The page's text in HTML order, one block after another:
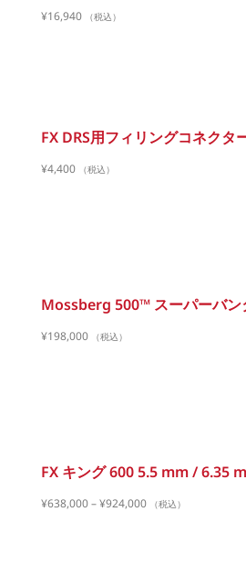
¥16,940 （税込）
FX DRS用フィリングコネクタ
¥4,400 （税込）
Mossberg 500™ スーパーバン
¥198,000 （税込）
FX キング 600 5.5 mm / 6.35
¥638,000–¥924,000 （税込）